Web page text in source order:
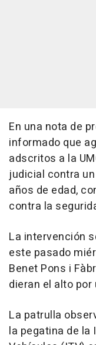
En una nota de
informado que
adscritos a la
judicial contra
años de edad,
contra la
La intervención
este pasado
Benet Pons i
dieran el alto
La patrulla
la pegatina de la